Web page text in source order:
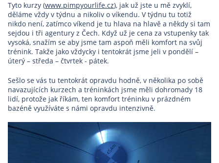
Tyto kurzy (www.pimpyourlife.cz), jak už jste u mě zvyklí,
děláme vždy v týdnu a nikoliv o víkendu. V týdnu tu totiž
nikdo není, zatímco víkend je tu hlava na hlavě a někdy si tam
sejdou i tři agentury z Čech. Když už je cena za vstupenky tak
vysoká, snažím se aby jsme tam aspoň měli komfort na svůj
trénink. Takže jako vždycky i tentokrát jsme jeli v pondělí –
úterý – středa – čtvrtek - pátek.
Sešlo se vás tu tentokrát opravdu hodně, v několika po sobě
navazujících kurzech a tréninkách jsme měli dohromady 18
lidí, protože jak říkám, ten komfort tréninku v prázdném
bazéně využíváte s námi opravdu intenzivně.